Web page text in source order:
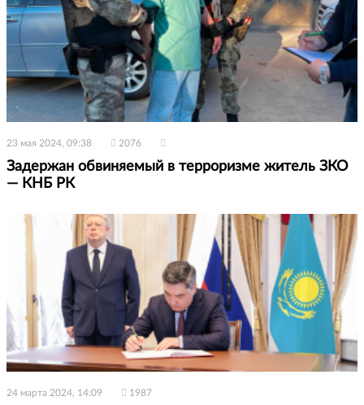
23 мая 2024, 09:38 2076
Задержан обвиняемый в терроризме житель ЗКО
— КНБ РК
24 марта 2024, 14:09 1987